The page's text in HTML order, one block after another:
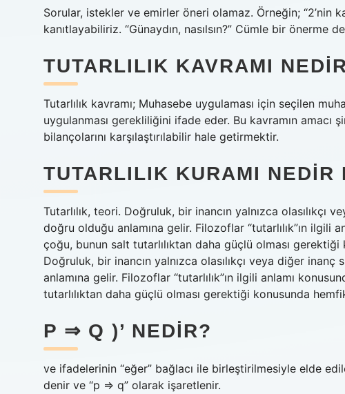
Sorular, istekler ve emirler öneri olamaz. Örneğin; “2’nin
kanıtlayabiliriz. “Günaydın, nasılsın?” Cümle bir
TUTARLILIK KAVRAMI
Tutarlılık kavramı; Muhasebe uygulaması için seçilen
uygulanması gerekliliğini ifade eder. Bu kavramın amacı
bilançolarını karşılaştırılabilir hale getirmektir.
TUTARLILIK KURAMI NEDIR
Tutarlılık, teori. Doğruluk, bir inancın yalnızca
doğru olduğu anlamına gelir. Filozoflar “tutarlılık”ın ilgili
çoğu, bunun salt tutarlılıktan daha güçlü olması
Doğruluk, bir inancın yalnızca olasılıkçı veya diğer
anlamına gelir. Filozoflar “tutarlılık”ın ilgili anlamı
tutarlılıktan daha güçlü olması gerektiği konusunda
P ⇒ Q )’ NEDIR?
ve ifadelerinin “eğer” bağlacı ile birleştirilmesiyle elde
denir ve “p ⇒ q” olarak işaretlenir.